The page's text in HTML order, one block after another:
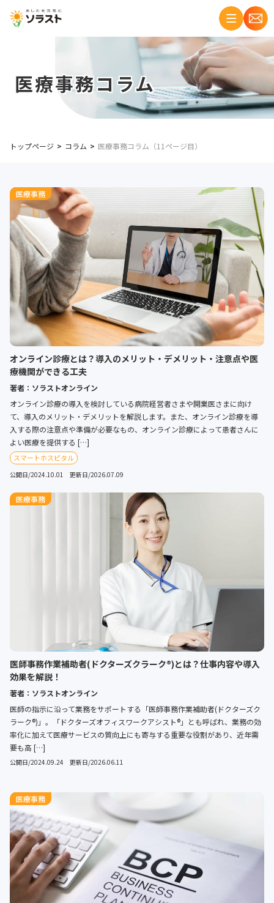
医療事務コラム
トップページ コラム 医療事務コラム（11ページ目）
医療事務
オンライン診療とは？導入のメリット・デメリット・注意点や医
療機関ができる工夫
著者：ソラストオンライン
オンライン診療の導入を検討している病院経営者さまや開業医さまに向け
て、導入のメリット・デメリットを解説します。また、オンライン診療を導
入する際の注意点や準備が必要なもの、オンライン診療によって患者さんに
よい医療を提供する […]
スマートホスピタル
公開日/2024.10.01 更新日/2026.07.09
医療事務
医師事務作業補助者(ドクターズクラーク®️)とは？仕事内容や導入
効果を解説！
著者：ソラストオンライン
医師の指示に沿って業務をサポートする「医師事務作業補助者(ドクターズク
ラーク®️)」。「ドクターズオフィスワークアシスト®️」とも呼ばれ、業務の効
率化に加えて医療サービスの質向上にも寄与する重要な役割があり、近年需
要も高 […]
公開日/2024.09.24 更新日/2026.06.11
医療事務